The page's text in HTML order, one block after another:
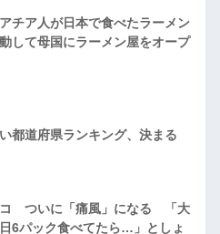
アチア人が日本で食べたラーメン
して母国にラーメン屋をオープ
都道府県ランキング、決まる
コ ついに「痛風」になる 「大
6パック食べてたら…」としょ